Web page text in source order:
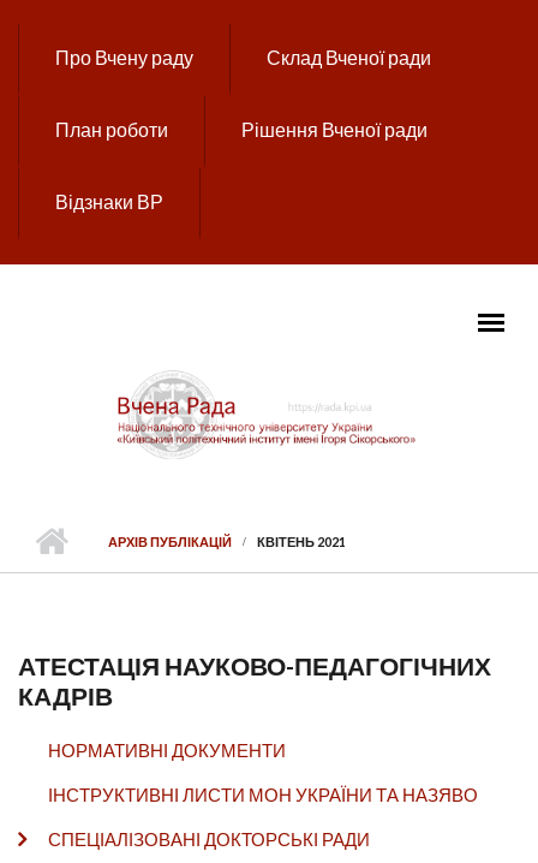
Про Вчену раду Склад Вченої ради
План роботи Рішення Вченої ради
Відзнаки ВР
ГОЛОВНЕ МЕНЮ
АРХІВ ПУБЛІКАЦІЙ КВІТЕНЬ 2021
АТЕСТАЦІЯ НАУКОВО-ПЕДАГОГІЧНИХ
КАДРІВ
НОРМАТИВНІ ДОКУМЕНТИ
ІНСТРУКТИВНІ ЛИСТИ МОН УКРАЇНИ ТА НАЗЯВО
СПЕЦІАЛІЗОВАНІ ДОКТОРСЬКІ РАДИ